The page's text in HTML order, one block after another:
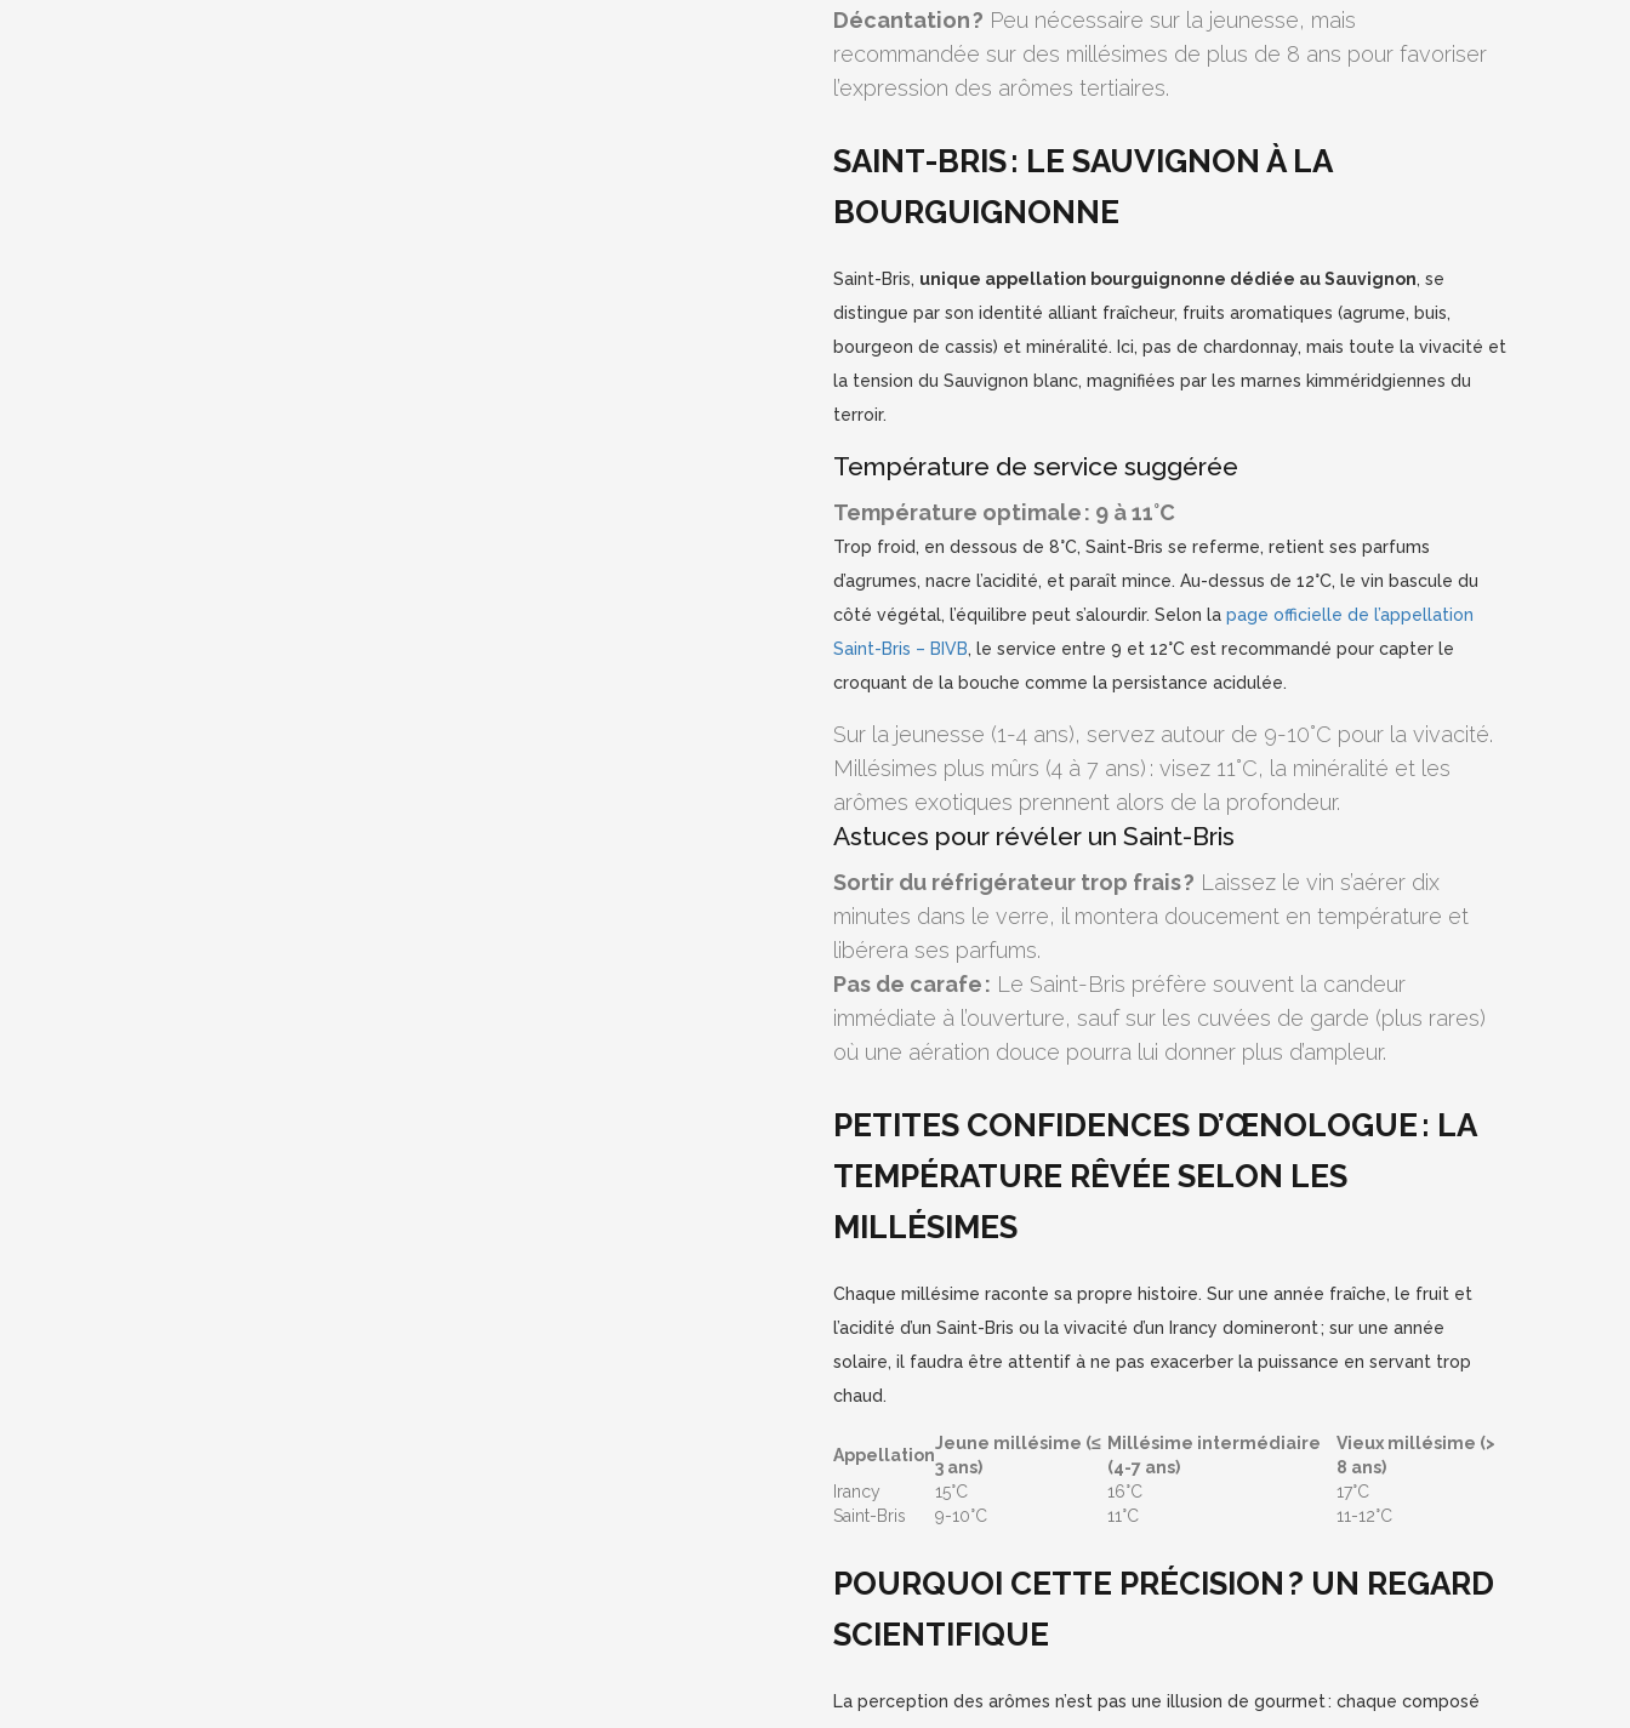
Décantation ? Peu nécessaire sur la jeunesse, mais
recommandée sur des millésimes de plus de 8 ans pour favoriser
l’expression des arômes tertiaires.
SAINT-BRIS : LE SAUVIGNON À LA
BOURGUIGNONNE
Saint-Bris, unique appellation bourguignonne dédiée au Sauvignon, se
distingue par son identité alliant fraîcheur, fruits aromatiques (agrume, buis,
bourgeon de cassis) et minéralité. Ici, pas de chardonnay, mais toute la vivacité et
la tension du Sauvignon blanc, magnifiées par les marnes kimméridgiennes du
terroir.
Température de service suggérée
Température optimale : 9 à 11°C
Trop froid, en dessous de 8°C, Saint-Bris se referme, retient ses parfums
d’agrumes, nacre l’acidité, et paraît mince. Au-dessus de 12°C, le vin bascule du
côté végétal, l’équilibre peut s’alourdir. Selon la page officielle de l’appellation
Saint-Bris – BIVB, le service entre 9 et 12°C est recommandé pour capter le
croquant de la bouche comme la persistance acidulée.
Sur la jeunesse (1-4 ans), servez autour de 9-10°C pour la vivacité.
Millésimes plus mûrs (4 à 7 ans) : visez 11°C, la minéralité et les
arômes exotiques prennent alors de la profondeur.
Astuces pour révéler un Saint-Bris
Sortir du réfrigérateur trop frais ? Laissez le vin s’aérer dix
minutes dans le verre, il montera doucement en température et
libérera ses parfums.
Pas de carafe : Le Saint-Bris préfère souvent la candeur
immédiate à l’ouverture, sauf sur les cuvées de garde (plus rares)
où une aération douce pourra lui donner plus d’ampleur.
PETITES CONFIDENCES D’ŒNOLOGUE : LA
TEMPÉRATURE RÊVÉE SELON LES
MILLÉSIMES
Chaque millésime raconte sa propre histoire. Sur une année fraîche, le fruit et
l’acidité d’un Saint-Bris ou la vivacité d’un Irancy domineront ; sur une année
solaire, il faudra être attentif à ne pas exacerber la puissance en servant trop
chaud.
Appellation
Jeune millésime (≤
3 ans)
Millésime intermédiaire
(4-7 ans)
Vieux millésime (>
8 ans)
Irancy
15°C 16°C
17°C
Saint-Bris
9-10°C 11°C 11-12°C
POURQUOI CETTE PRÉCISION ? UN REGARD
SCIENTIFIQUE
La perception des arômes n’est pas une illusion de gourmet : chaque composé